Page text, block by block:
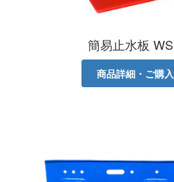
簡易止水板
商品詳細・ご購